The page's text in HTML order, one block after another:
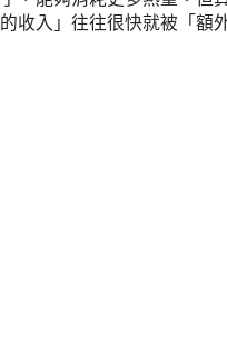
的收入」往往很快就被「額